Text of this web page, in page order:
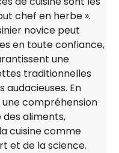
chef en herbe ».
novice peut
en toute confiance,
une
traditionnelles
En
compréhension
aliments,
cuisine comme
et de la science.